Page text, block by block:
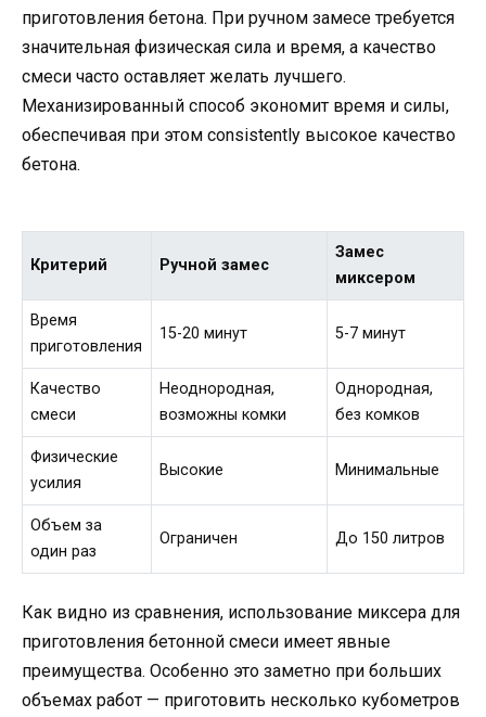
приготовления бетона. При ручном замесе требуется
значительная физическая сила и время, а качество
смеси часто оставляет желать лучшего.
Механизированный способ экономит время и силы,
обеспечивая при этом consistently высокое качество
бетона.
Критерий Ручной замес
Замес
миксером
Время
приготовления
15-20 минут 5-7 минут
Качество
смеси
Неоднородная,
возможны комки
Однородная,
без комков
Физические
усилия
Высокие Минимальные
Объем за
один раз
Ограничен До 150 литров
Как видно из сравнения, использование миксера для
приготовления бетонной смеси имеет явные
преимущества. Особенно это заметно при больших
объемах работ — приготовить несколько кубометров